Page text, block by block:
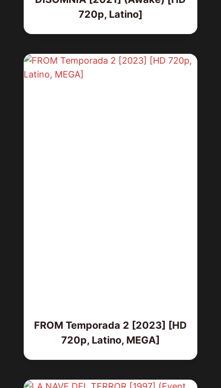
720p, Latino]
FROM Temporada 2 [2023] [HD
720p, Latino, MEGA]